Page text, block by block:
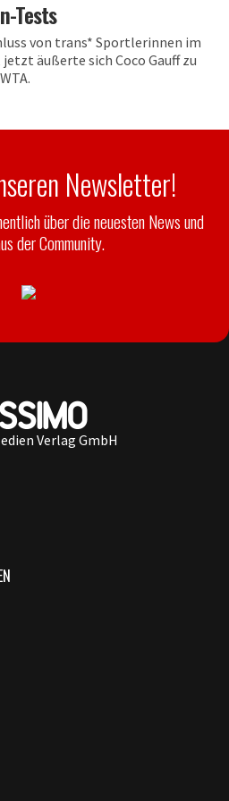
Tests
von trans* Sportlerinnen im
äußerte sich Coco Gauff zu
Newsletter!
über die neuesten News und
der Community.
Verlag GmbH